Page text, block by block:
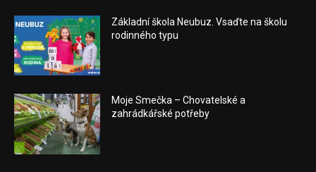
Základní škola Neubuz. Vsaďte na školu
rodinného typu
Moje Smečka – Chovatelské a
zahrádkářské potřeby